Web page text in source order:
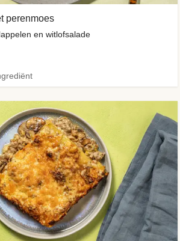
perenmoes
en witlofsalade